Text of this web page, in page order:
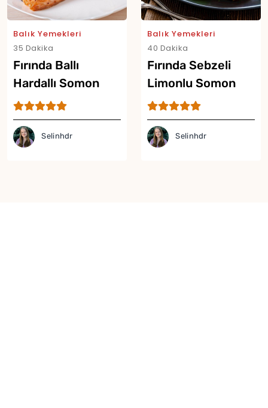
Balık Yemekleri
35 Dakika
Fırında Ballı
Hardallı Somon
Tarifi
Selinhdr
Balık Yemekleri
40 Dakika
Fırında Sebzeli
Limonlu Somon
Tarifi
Selinhdr